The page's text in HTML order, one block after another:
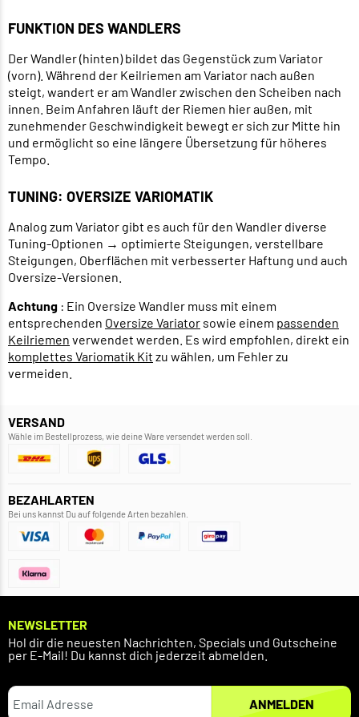
FUNKTION DES WANDLERS
Der Wandler (hinten) bildet das Gegenstück zum Variator
(vorn). Während der Keilriemen am Variator nach außen
steigt, wandert er am Wandler zwischen den Scheiben nach
innen. Beim Anfahren läuft der Riemen hier außen, mit
zunehmender Geschwindigkeit bewegt er sich zur Mitte hin
und ermöglicht so eine längere Übersetzung für höheres
Tempo.
TUNING: OVERSIZE VARIOMATIK
Analog zum Variator gibt es auch für den Wandler diverse
Tuning-Optionen → optimierte Steigungen, verstellbare
Steigungen, Oberflächen mit verbesserter Haftung und auch
Oversize-Versionen.
Achtung : Ein Oversize Wandler muss mit einem
entsprechenden Oversize Variator sowie einem passenden
Keilriemen verwendet werden. Es wird empfohlen, direkt ein
komplettes Variomatik Kit zu wählen, um Fehler zu
vermeiden.
VERSAND
Wähle im Bestellprozess, wie deine Ware versendet werden soll.
BEZAHLARTEN
Bei uns kannst Du auf folgende Arten bezahlen.
NEWSLETTER
Hol dir die neuesten Nachrichten, Specials und Gutscheine
per E-Mail! Du kannst dich jederzeit abmelden.
ANMELDEN